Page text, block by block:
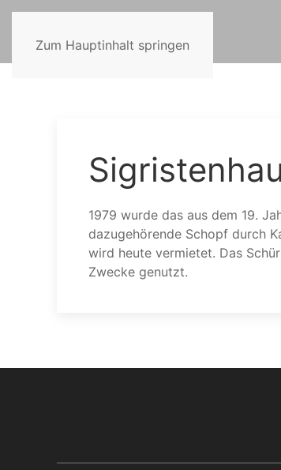
Zum Hauptinhalt springen
1979 wurde das aus dem 19.
dazugehörende Schopf durch
wird heute vermietet. Das
Zwecke genutzt.